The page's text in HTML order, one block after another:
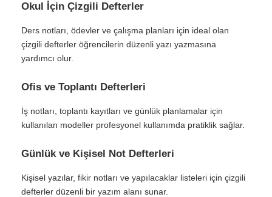
Okul İçin Çizgili Defterler
Ders notları, ödevler ve çalışma planları için ideal olan
çizgili defterler öğrencilerin düzenli yazı yazmasına
yardımcı olur.
Ofis ve Toplantı Defterleri
İş notları, toplantı kayıtları ve günlük planlamalar için
kullanılan modeller profesyonel kullanımda pratiklik sağlar.
Günlük ve Kişisel Not Defterleri
Kişisel yazılar, fikir notları ve yapılacaklar listeleri için çizgili
defterler düzenli bir yazım alanı sunar.